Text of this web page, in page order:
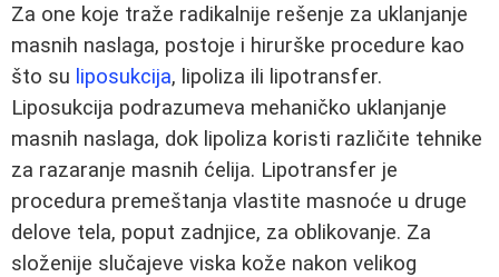
Za one koje traže radikalnije rešenje za uklanjanje
masnih naslaga, postoje i hirurške procedure kao
što su liposukcija, lipoliza ili lipotransfer.
Liposukcija podrazumeva mehaničko uklanjanje
masnih naslaga, dok lipoliza koristi različite tehnike
za razaranje masnih ćelija. Lipotransfer je
procedura premeštanja vlastite masnoće u druge
delove tela, poput zadnjice, za oblikovanje. Za
složenije slučajeve viska kože nakon velikog